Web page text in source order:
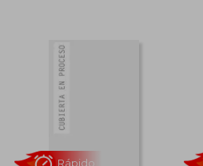
5%
dcto.